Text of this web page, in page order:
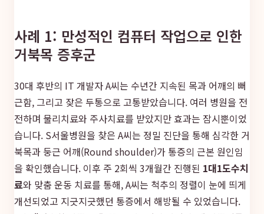
사례 1: 만성적인 컴퓨터 작업으로 인한
거북목 증후군
30대 후반의 IT 개발자 A씨는 수년간 지속된 목과 어깨의 뻐
근함, 그리고 잦은 두통으로 고통받았습니다. 여러 병원을 전
전하며 물리치료와 주사치료를 받았지만 효과는 잠시뿐이었
습니다. S서울병원을 찾은 A씨는 정밀 진단을 통해 심각한 거
북목과 둥근 어깨(Round shoulder)가 통증의 근본 원인임
을 확인했습니다. 이후 주 2회씩 3개월간 진행된 1대1도수치
료와 맞춤 운동 치료를 통해, A씨는 척추의 정렬이 눈에 띄게
개선되었고 지긋지긋했던 통증에서 해방될 수 있었습니다.